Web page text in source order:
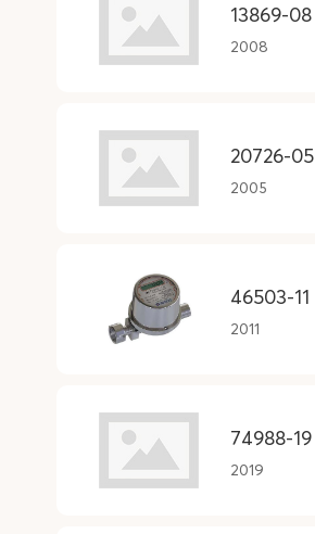
13869-08
2008
20726-05
2005
46503-11
2011
74988-19
2019